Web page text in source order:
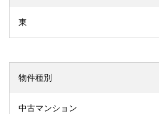
東
物件種別
中古マンション